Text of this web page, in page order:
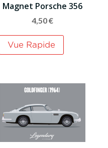
Magnet Porsche 356
4,50€
Vue Rapide